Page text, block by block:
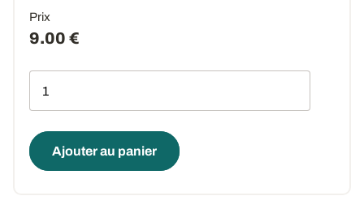
Prix
9.00 €
Ajouter au panier